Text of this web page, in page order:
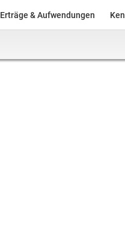
Erträge & Aufwendungen